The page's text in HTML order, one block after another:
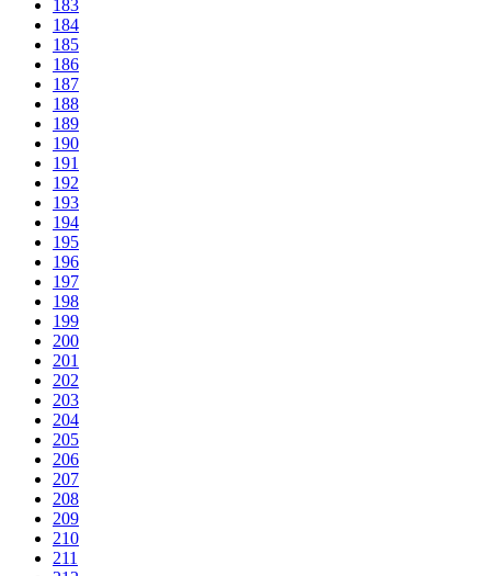
183
184
185
186
187
188
189
190
191
192
193
194
195
196
197
198
199
200
201
202
203
204
205
206
207
208
209
210
211